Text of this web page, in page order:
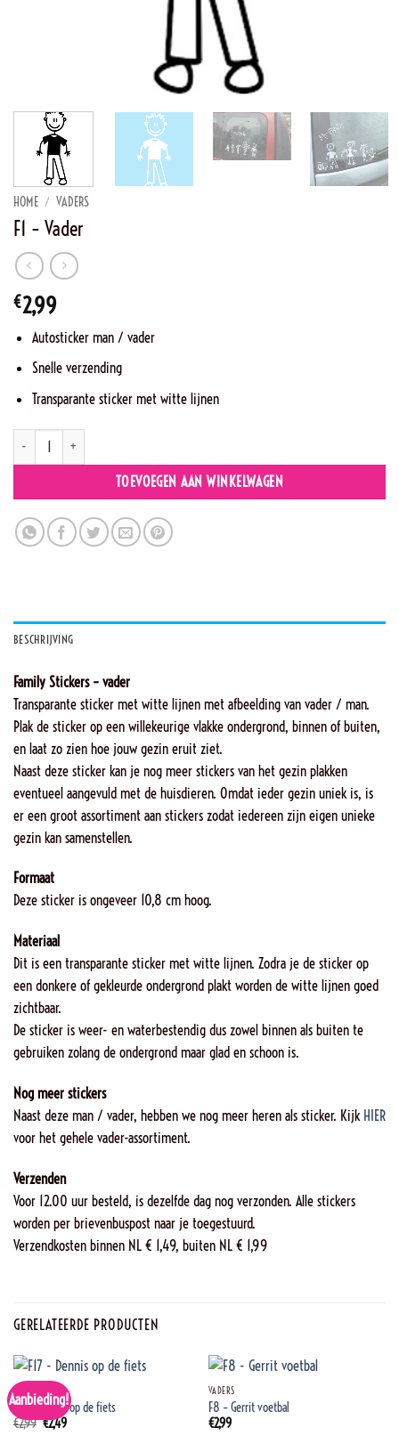
HOME / VADERS
F1 – Vader
€2,99
Autosticker man / vader
Snelle verzending
Transparante sticker met witte lijnen
F1 - Vader aantal
TOEVOEGEN AAN WINKELWAGEN
BESCHRIJVING
Family Stickers – vader
Transparante sticker met witte lijnen met afbeelding van vader / man.
Plak de sticker op een willekeurige vlakke ondergrond, binnen of buiten,
en laat zo zien hoe jouw gezin eruit ziet.
Naast deze sticker kan je nog meer stickers van het gezin plakken
eventueel aangevuld met de huisdieren. Omdat ieder gezin uniek is, is
er een groot assortiment aan stickers zodat iedereen zijn eigen unieke
gezin kan samenstellen.
Formaat
Deze sticker is ongeveer 10,8 cm hoog.
Materiaal
Dit is een transparante sticker met witte lijnen. Zodra je de sticker op
een donkere of gekleurde ondergrond plakt worden de witte lijnen goed
zichtbaar.
De sticker is weer- en waterbestendig dus zowel binnen als buiten te
gebruiken zolang de ondergrond maar glad en schoon is.
Nog meer stickers
Naast deze man / vader, hebben we nog meer heren als sticker. Kijk HIER
voor het gehele vader-assortiment.
Verzenden
Voor 12.00 uur besteld, is dezelfde dag nog verzonden. Alle stickers
worden per brievenbuspost naar je toegestuurd.
Verzendkosten binnen NL € 1,49, buiten NL € 1,99
GERELATEERDE PRODUCTEN
Aanbieding!
VADERS
F17 – Dennis op de fiets
€2,99 Oorspronkelijke
prijs
€2,49Huidige
VADERS
F8 – Gerrit voetbal
€2,99